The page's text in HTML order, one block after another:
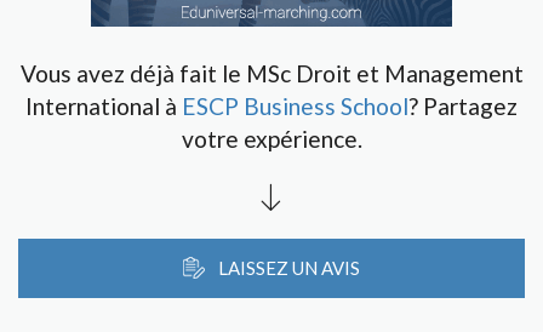
Vous avez déjà fait le MSc Droit et Management
International à ESCP Business School? Partagez
votre expérience.
LAISSEZ UN AVIS